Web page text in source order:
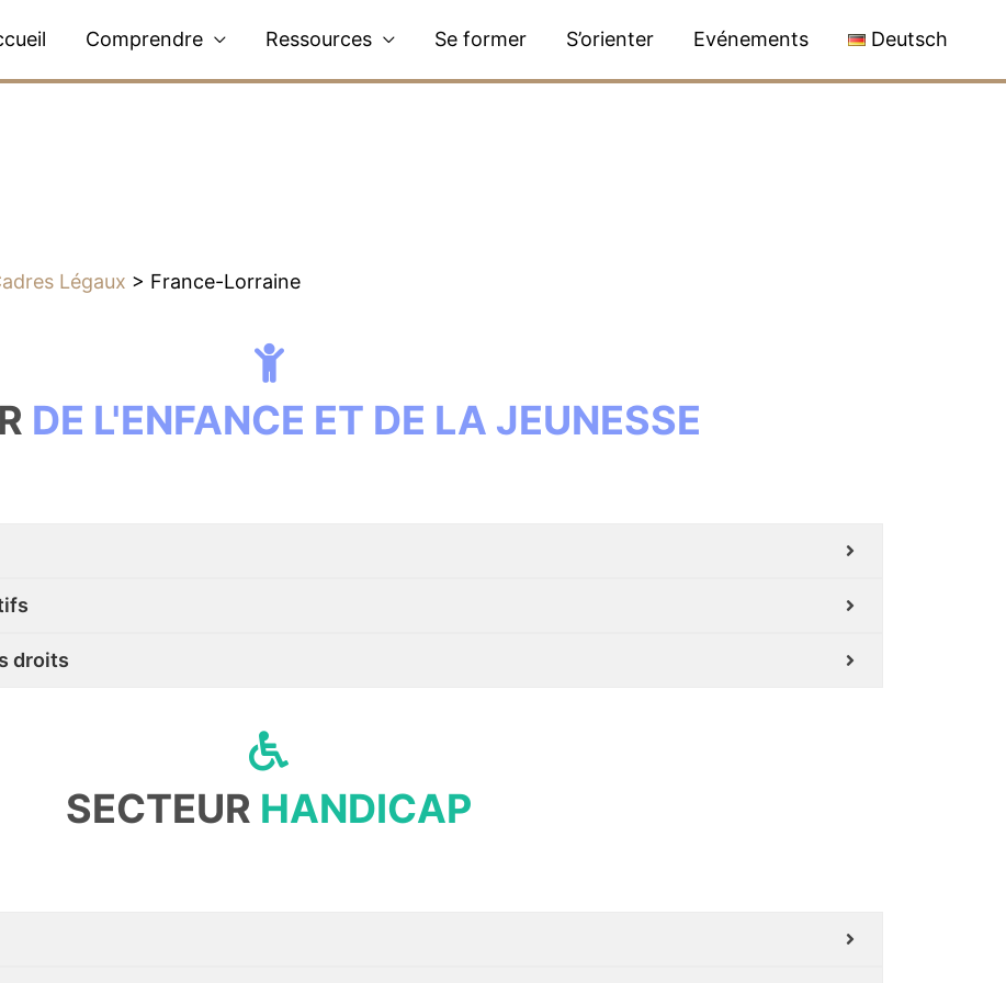
Comprendre Ressources Se former S’orienter Evénements Deutsch
Légaux > France-Lorraine
DE L'ENFANCE ET DE LA JEUNESSE
droits
SECTEUR HANDICAP